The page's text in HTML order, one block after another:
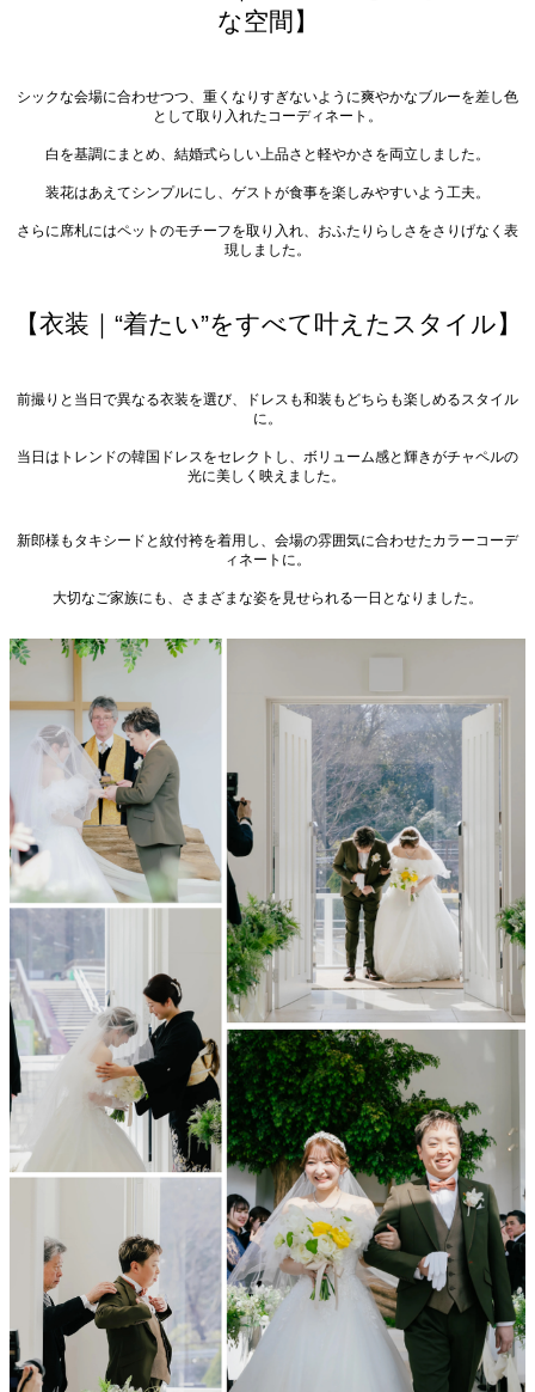
な空間】
シックな会場に合わせつつ、重くなりすぎないように爽やかなブルーを差し色
として取り入れたコーディネート。
白を基調にまとめ、結婚式らしい上品さと軽やかさを両立しました。
装花はあえてシンプルにし、ゲストが食事を楽しみやすいよう工夫。
さらに席札にはペットのモチーフを取り入れ、おふたりらしさをさりげなく表
現しました。
【衣装｜“着たい”をすべて叶えたスタイル】
前撮りと当日で異なる衣装を選び、ドレスも和装もどちらも楽しめるスタイル
に。
当日はトレンドの韓国ドレスをセレクトし、ボリューム感と輝きがチャペルの
光に美しく映えました。
新郎様もタキシードと紋付袴を着用し、会場の雰囲気に合わせたカラーコーデ
ィネートに。
大切なご家族にも、さまざまな姿を見せられる一日となりました。